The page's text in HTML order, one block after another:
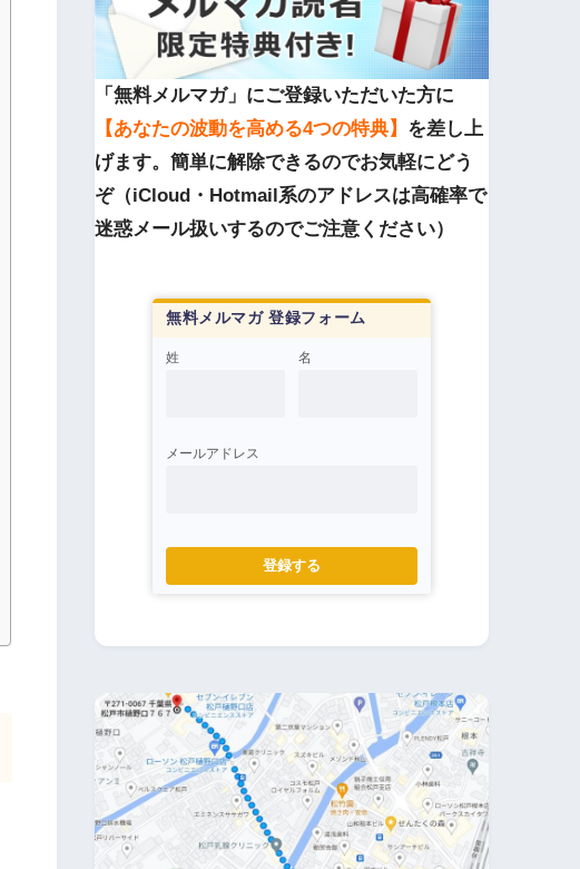
「無料メルマガ」にご登録いただいた方に
【あなたの波動を高める4つの特典】 を差し上
げます。簡単に解除できるのでお気軽にどう
ぞ（iCloud・Hotmail系のアドレスは高確率で
迷惑メール扱いするのでご注意ください）
無料メルマガ 登録フォーム
姓 名
メールアドレス
登録する